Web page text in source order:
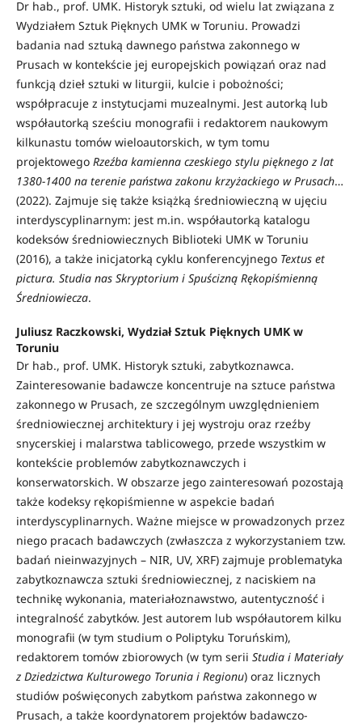
Dr hab., prof. UMK. Historyk sztuki, od wielu lat związana z
Wydziałem Sztuk Pięknych UMK w Toruniu. Prowadzi
badania nad sztuką dawnego państwa zakonnego w
Prusach w kontekście jej europejskich powiązań oraz nad
funkcją dzieł sztuki w liturgii, kulcie i pobożności;
współpracuje z instytucjami muzealnymi. Jest autorką lub
współautorką sześciu monografii i redaktorem naukowym
kilkunastu tomów wieloautorskich, w tym tomu
projektowego Rzeźba kamienna czeskiego stylu pięknego z lat
1380-1400 na terenie państwa zakonu krzyżackiego w Prusach…
(2022). Zajmuje się także książką średniowieczną w ujęciu
interdyscyplinarnym: jest m.in. współautorką katalogu
kodeksów średniowiecznych Biblioteki UMK w Toruniu
(2016), a także inicjatorką cyklu konferencyjnego Textus et
pictura. Studia nas Skryptorium i Spuścizną Rękopiśmienną
Średniowiecza.
Juliusz Raczkowski, Wydział Sztuk Pięknych UMK w
Toruniu
Dr hab., prof. UMK. Historyk sztuki, zabytkoznawca.
Zainteresowanie badawcze koncentruje na sztuce państwa
zakonnego w Prusach, ze szczególnym uwzględnieniem
średniowiecznej architektury i jej wystroju oraz rzeźby
snycerskiej i malarstwa tablicowego, przede wszystkim w
kontekście problemów zabytkoznawczych i
konserwatorskich. W obszarze jego zainteresowań pozostają
także kodeksy rękopiśmienne w aspekcie badań
interdyscyplinarnych. Ważne miejsce w prowadzonych przez
niego pracach badawczych (zwłaszcza z wykorzystaniem tzw.
badań nieinwazyjnych – NIR, UV, XRF) zajmuje problematyka
zabytkoznawcza sztuki średniowiecznej, z naciskiem na
technikę wykonania, materiałoznawstwo, autentyczność i
integralność zabytków. Jest autorem lub współautorem kilku
monografii (w tym studium o Poliptyku Toruńskim),
redaktorem tomów zbiorowych (w tym serii Studia i Materiały
z Dziedzictwa Kulturowego Torunia i Regionu) oraz licznych
studiów poświęconych zabytkom państwa zakonnego w
Prusach, a także koordynatorem projektów badawczo-